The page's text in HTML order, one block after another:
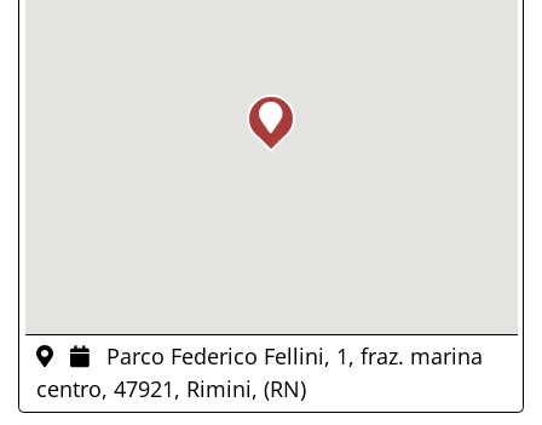
Parco Federico Fellini, 1, fraz. marina
centro, 47921, Rimini, (RN)